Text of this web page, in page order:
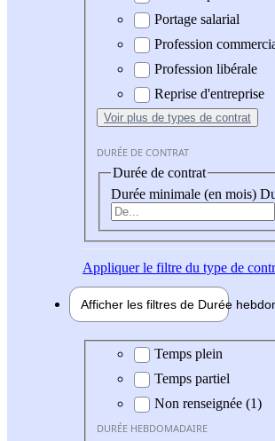
Portage salarial
Profession
Profession libérale
Reprise d'entreprise
Voir plus de types de contrat
DURÉE DE CONTRAT
Durée de contrat
Durée minimale (en mois)
Appliquerle filtre du type de
Afficher les filtres de Durée hebdo
Durée hebdomadaire
Temps plein
Temps partiel
Non renseignée (1)
DURÉE HEBDOMADAIRE